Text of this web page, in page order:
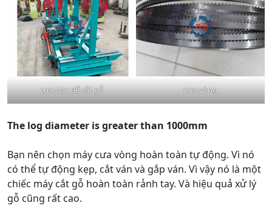
cưa dọc để cắt gỗ cưa vòng
The log diameter is greater than 1000mm
Bạn nên chọn máy cưa vòng hoàn toàn tự động. Vì nó
có thể tự động kẹp, cắt ván và gắp ván. Vì vậy nó là một
chiếc máy cắt gỗ hoàn toàn rảnh tay. Và hiệu quả xử lý
gỗ cũng rất cao.